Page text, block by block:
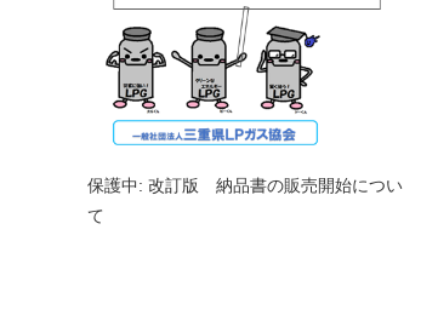
保護中: 改訂版 納品書の販売開始につい
て